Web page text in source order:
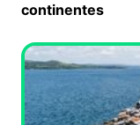
continentes